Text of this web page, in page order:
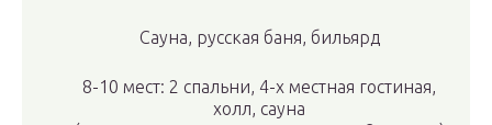
Сауна, русская баня, бильярд
8-10 мест: 2 спальни, 4-х местная гостиная,
холл, сауна